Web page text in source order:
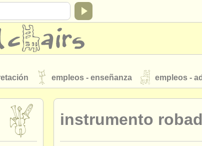
empleos - enseñanza empleos -
instrumentos robados
instrumento